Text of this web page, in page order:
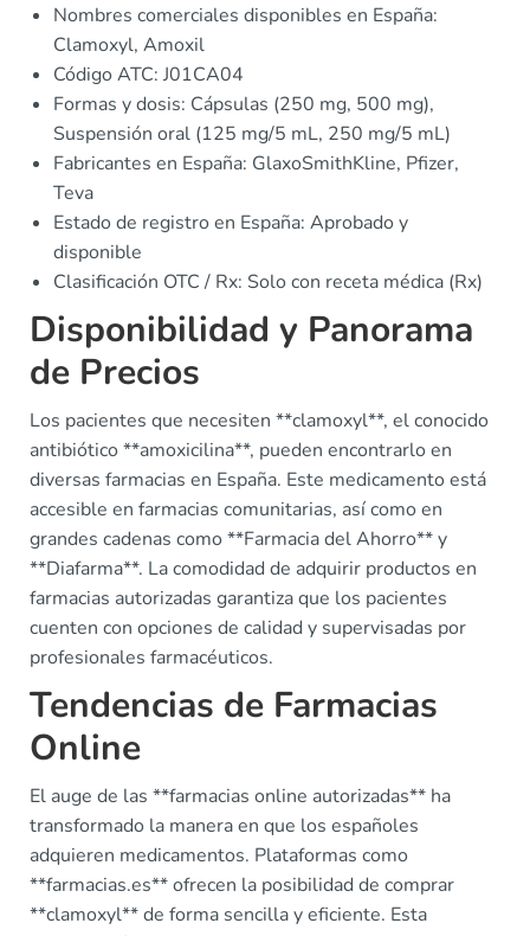
Nombres comerciales disponibles en España:
Clamoxyl, Amoxil
Código ATC: J01CA04
Formas y dosis: Cápsulas (250 mg, 500 mg),
Suspensión oral (125 mg/5 mL, 250 mg/5 mL)
Fabricantes en España: GlaxoSmithKline, Pfizer,
Teva
Estado de registro en España: Aprobado y
disponible
Clasificación OTC / Rx: Solo con receta médica (Rx)
Disponibilidad y Panorama
de Precios
Los pacientes que necesiten **clamoxyl**, el conocido
antibiótico **amoxicilina**, pueden encontrarlo en
diversas farmacias en España. Este medicamento está
accesible en farmacias comunitarias, así como en
grandes cadenas como **Farmacia del Ahorro** y
**Diafarma**. La comodidad de adquirir productos en
farmacias autorizadas garantiza que los pacientes
cuenten con opciones de calidad y supervisadas por
profesionales farmacéuticos.
Tendencias de Farmacias
Online
El auge de las **farmacias online autorizadas** ha
transformado la manera en que los españoles
adquieren medicamentos. Plataformas como
**farmacias.es** ofrecen la posibilidad de comprar
**clamoxyl** de forma sencilla y eficiente. Esta